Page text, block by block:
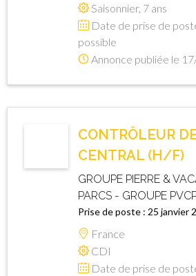
Saisonnier, 7 ans
Date de prise de
possible
Annonce publiée le
CONTRÔLEUR
CENTRAL (H/F)
GROUPE PIERRE &
PARCS - GROUPE
Prise de poste : 25 janvier
France
CDI
Date de prise de